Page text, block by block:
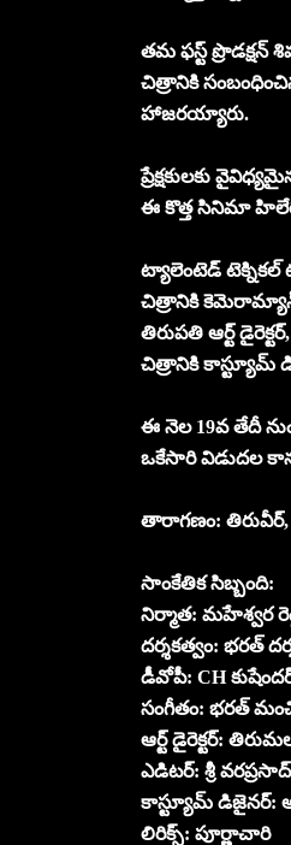
తమ ఫస్ట్
చిత్రానికి
హాజరయ్యారు.
ప్రేక్షకులకు
ఈ కొత్త సినిమా
ట్యాలెంటెడ్
చిత్రానికి
తిరుపతి ఆర్ట్
చిత్రానికి కాస్ట్యూమ్
ఈ నెల 19వ తేదీ
ఒకేసారి విడుదల
తారాగణం: తిరువీర్,
సాంకేతిక సిబ్బంది:
నిర్మాత: మహేశ్వర
దర్శకత్వం: భరత్
డీవోపీ: CH
సంగీతం: భరత్
ఆర్ట్ డైరెక్టర్:
ఎడిటర్: శ్రీ వరప్రసాద్
కాస్ట్యూమ్ డిజైనర్:
లిరిక్స్: పూర్ణాచారి